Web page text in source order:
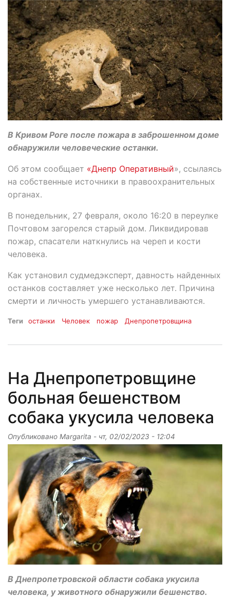
В Кривом Роге после пожара в заброшенном доме
обнаружили человеческие останки.
Об этом сообщает «Днепр Оперативный», ссылаясь
на собственные источники в правоохранительных
органах.
В понедельник, 27 февраля, около 16:20 в переулке
Почтовом загорелся старый дом. Ликвидировав
пожар, спасатели наткнулись на череп и кости
человека.
Как установил судмедэксперт, давность найденных
останков составляет уже несколько лет. Причина
смерти и личность умершего устанавливаются.
Теги останки Человек пожар Днепропетровщина
На Днепропетровщине
больная бешенством
собака укусила человека
Опубликовано Margarita - чт, 02/02/2023 - 12:04
В Днепропетровской области собака укусила
человека, у животного обнаружили бешенство.